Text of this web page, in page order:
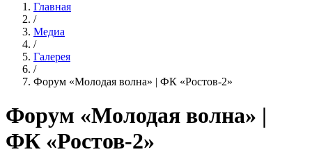
Главная
/
Медиа
/
Галерея
/
Форум «Молодая волна» | ФК «Ростов-2»
Форум «Молодая волна» |
ФК «Ростов-2»